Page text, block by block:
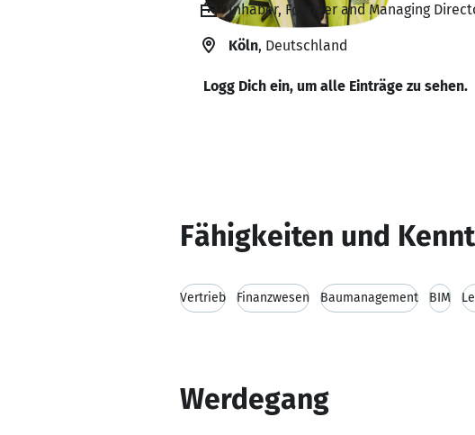
Inhaber, Founder and Managing
Köln, Deutschland
Logg Dich ein, um alle Einträge zu sehen.
Fähigkeiten und
Vertrieb Finanzwesen Baumanagement BIM
Werdegang